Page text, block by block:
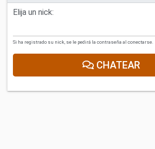
Elija un nick:
Si ha registrado su nick, se le pedirá la contraseña al conectarse.
CHATEAR